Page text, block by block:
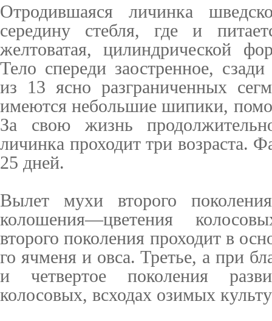
Отродившаяся личинка
середину стебля, где и
желтоватая, цилиндрической
Тело спереди заос­тренное, сзади
из 13 ясно разграниченных
имеются небольшие шипики,
За свою жизнь
личинка проходит три возраста.
25 дней.
Вылет мухи второго
колошения—цветения
второго поколения проходит в
го ячменя и овса. Третье, а при
и четвертое поколения
колосовых, всходах озимых